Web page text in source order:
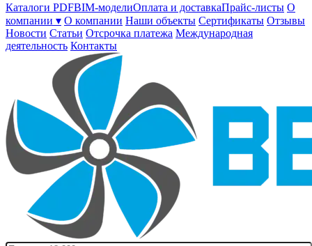
Каталоги PDFBIM-моделиОплата и доставкаПрайс-листы О
компании ▾ О компании Наши объекты Сертификаты Отзывы
Новости Статьи Отсрочка платежа Международная
деятельность Контакты